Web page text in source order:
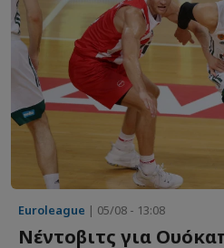
Euroleague | 05/08 - 13:08
Νέντοβιτς για